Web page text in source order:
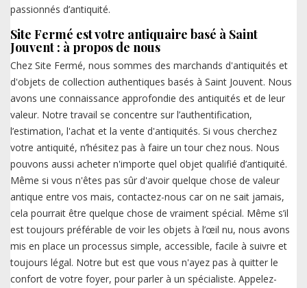
passionnés d’antiquité.
Site Fermé est votre antiquaire basé à Saint
Jouvent : à propos de nous
Chez Site Fermé, nous sommes des marchands d'antiquités et
d'objets de collection authentiques basés à Saint Jouvent. Nous
avons une connaissance approfondie des antiquités et de leur
valeur. Notre travail se concentre sur l’authentification,
l’estimation, l'achat et la vente d'antiquités. Si vous cherchez
votre antiquité, n’hésitez pas à faire un tour chez nous. Nous
pouvons aussi acheter n'importe quel objet qualifié d’antiquité.
Même si vous n'êtes pas sûr d'avoir quelque chose de valeur
antique entre vos mais, contactez-nous car on ne sait jamais,
cela pourrait être quelque chose de vraiment spécial. Même s’il
est toujours préférable de voir les objets à l’œil nu, nous avons
mis en place un processus simple, accessible, facile à suivre et
toujours légal. Notre but est que vous n'ayez pas à quitter le
confort de votre foyer, pour parler à un spécialiste. Appelez-